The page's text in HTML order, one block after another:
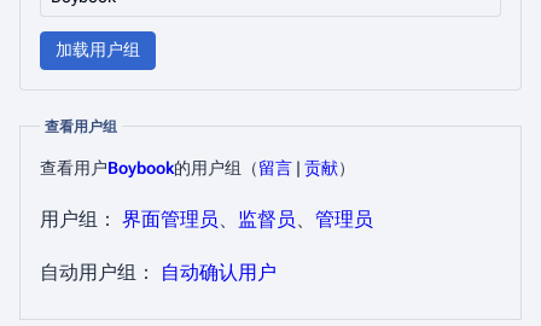
加载用户组
查看用户组
查看用户Boybook的用户组​ （留言 | 贡献）
用户组： 界面管理员、​ 监督员、​ 管理员
自动用户组： 自动确认用户